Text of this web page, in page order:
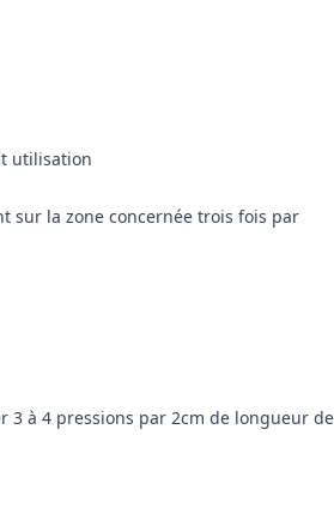
utilisation
sur la zone concernée trois fois par
3 à 4 pressions par 2cm de longueur de